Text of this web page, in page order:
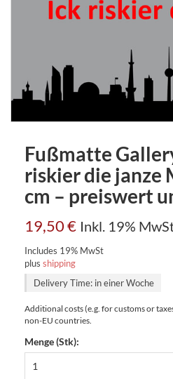
Fußmatte
riskier die janze
cm – preiswert
19,50€ Inkl. 19%
Includes 19% MwSt
plus shipping
Delivery Time: in einer Woche
Additional costs (e.g. for customs or
non-EU countries.
Menge (Stk):
Gallery